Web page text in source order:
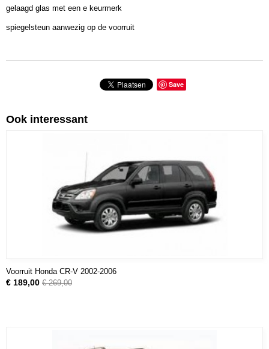
gelaagd glas met een e keurmerk
spiegelsteun aanwezig op de voorruit
Save
Ook interessant
Voorruit Honda CR-V 2002-2006
€ 189,00 € 269,00